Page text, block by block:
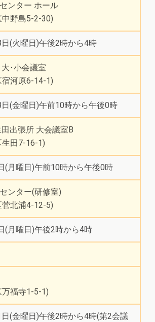
ンター ホール
野島5-2-30)
(火曜日)午後2時から4時
･小会議室
河原6-14-1)
(金曜日)午前10時から午後0時
出張所 大会議室B
田7-16-1)
(月曜日)午前10時から午後0時
ンター(研修室)
北浦4-12-5)
(月曜日)午後2時から4時
福寺1-5-1)
(金曜日)午後2時から4時(第2会議